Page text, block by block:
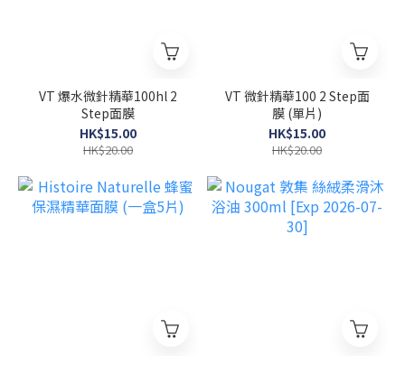
VT 爆水微針精華100hl 2
Step面膜
HK$15.00
HK$20.00
VT 微針精華100 2 Step面
膜 (單片)
HK$15.00
HK$20.00